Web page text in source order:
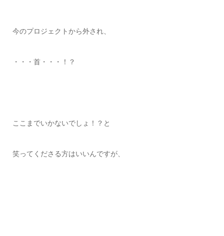
今のプロジェクトから外され、
・・・首・・・！？
ここまでいかないでしょ！？と
笑ってくださる方はいいんですが、